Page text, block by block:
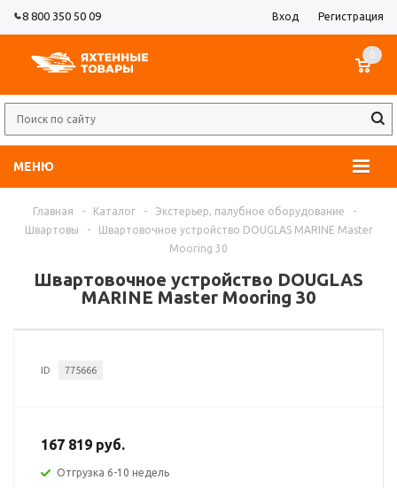
8 800 350 50 09 Вход Регистрация
МЕНЮ
0
Главная - Каталог - Экстерьер, палубное оборудование
-
Швартовы
-
Швартовочное устройство DOUGLAS MARINE Master
Mooring 30
Швартовочное устройство DOUGLAS
MARINE Master Mooring 30
ID 775666
167 819 руб.
Отгрузка 6-10 недель